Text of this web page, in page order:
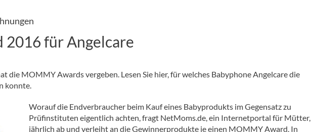
für Angelcare
die MOMMY Awards vergeben. Lesen Sie hier, für welches Babyphone Angelcare die
konnte.
Worauf die Endverbraucher beim Kauf eines Babyprodukts im Gegensatz zu
Prüfinstituten eigentlich achten, fragt NetMoms.de, ein Internetportal für Mütter,
jährlich ab und verleiht an die Gewinnerprodukte je einen MOMMY Award. In